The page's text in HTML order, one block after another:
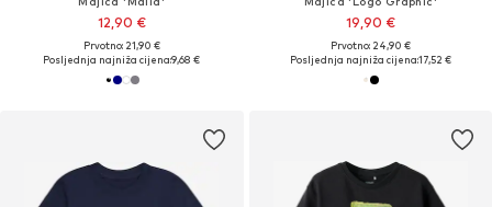
12,90 €
Prvotno: 21,90 €
Posljednja najniža cijena:9,68 €
19,90 €
Prvotno: 24,90 €
Posljednja najniža cijena:17,52 €